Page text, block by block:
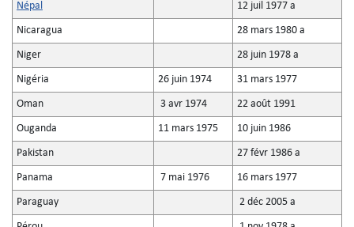
Népal 12 juil 1977 a
Nicaragua 28 mars 1980 a
Niger 28 juin 1978 a
Nigéria 26 juin 1974 31 mars 1977
Oman 3 avr 1974 22 août 1991
Ouganda 11 mars 1975 10 juin 1986
Pakistan 27 févr 1986 a
Panama 7 mai 1976 16 mars 1977
Paraguay 2 déc 2005 a